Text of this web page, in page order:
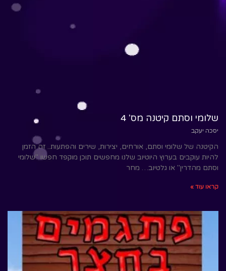
שלומי וסתם קיטנה מס' 4
יסכה יעקב
הקיטנה של שלומי וסתם, אורחים, יצירות, שירים והפתעות.. זה הזמן
להיות עוקבים בערוץ היוטיוב שלנו מחפשים תוכן מוקפד חפשו "שלומי
וסתם מהדרין" או גלטיוב… מחר
קראו עוד »